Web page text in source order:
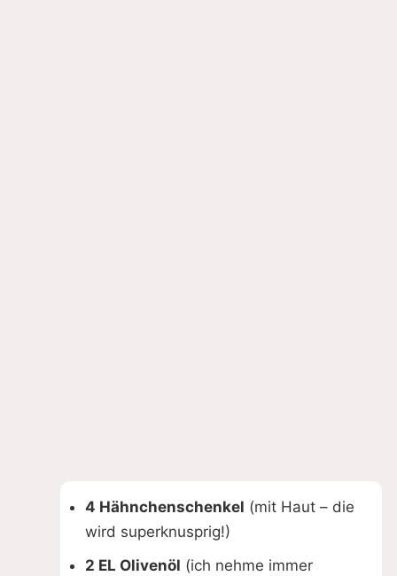
4 Hähnchenschenkel (mit Haut – die
wird superknusprig!)
2 EL Olivenöl (ich nehme immer